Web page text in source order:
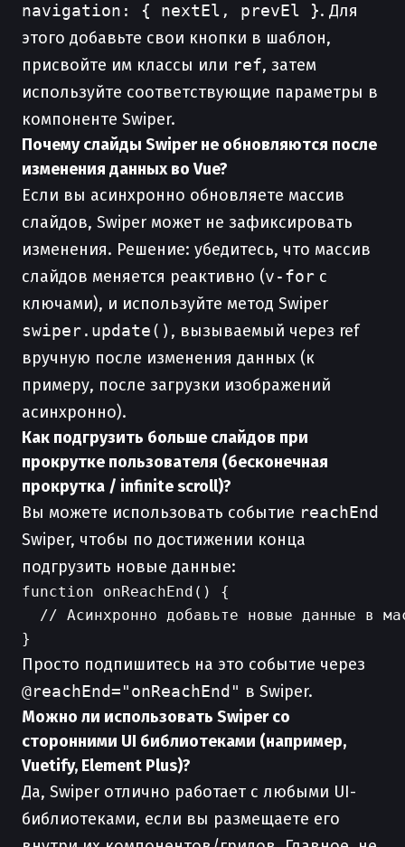
navigation: { nextEl, prevEl }. Для
этого добавьте свои кнопки в шаблон,
присвойте им классы или ref, затем
используйте соответствующие параметры в
компоненте Swiper.
Почему слайды Swiper не обновляются после
изменения данных во Vue?
Если вы асинхронно обновляете массив
слайдов, Swiper может не зафиксировать
изменения. Решение: убедитесь, что массив
слайдов меняется реактивно (v-for с
ключами), и используйте метод Swiper
swiper.update() , вызываемый через ref
вручную после изменения данных (к
примеру, после загрузки изображений
асинхронно).
Как подгрузить больше слайдов при
прокрутке пользователя (бесконечная
прокрутка / infinite scroll)?
Вы можете использовать событие reachEnd
Swiper, чтобы по достижении конца
подгрузить новые данные:
function onReachEnd() {
// Асинхронно добавьте новые данные в
Просто подпишитесь на это событие через
@reachEnd="onReachEnd" в Swiper.
Можно ли использовать Swiper со
сторонними UI библиотеками (например,
Vuetify, Element Plus)?
Да, Swiper отлично работает с любыми UI-
библиотеками, если вы размещаете его